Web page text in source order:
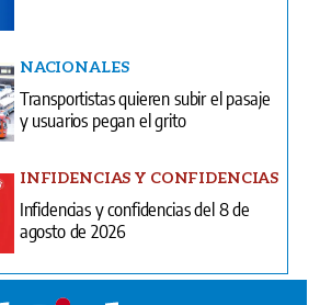
NACIONALES
Transportistas quieren subir el pasaje
y usuarios pegan el grito
INFIDENCIAS Y CONFIDENCIAS
Infidencias y confidencias del 8 de
agosto de 2026